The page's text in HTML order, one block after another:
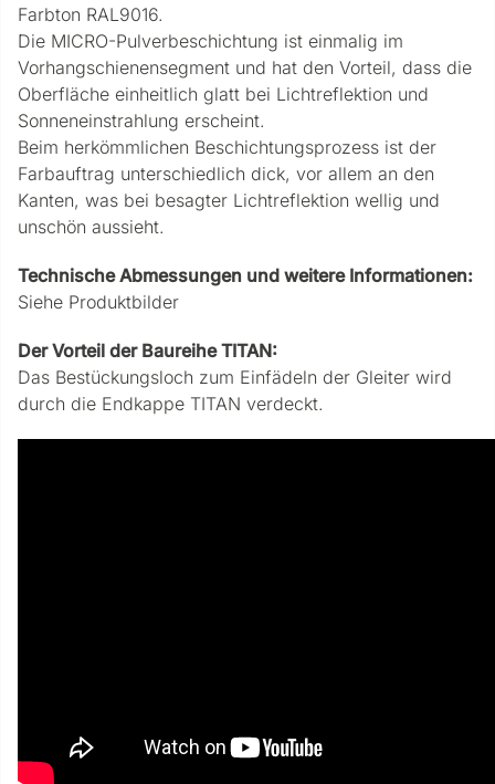
Farbton RAL9016.
Die MICRO-Pulverbeschichtung ist einmalig im
Vorhangschienensegment und hat den Vorteil, dass die
Oberfläche einheitlich glatt bei Lichtreflektion und
Sonneneinstrahlung erscheint.
Beim herkömmlichen Beschichtungsprozess ist der
Farbauftrag unterschiedlich dick, vor allem an den
Kanten, was bei besagter Lichtreflektion wellig und
unschön aussieht.
Technische Abmessungen und weitere Informationen:
Siehe Produktbilder
Der Vorteil der Baureihe TITAN:
Das Bestückungsloch zum Einfädeln der Gleiter wird
durch die Endkappe TITAN verdeckt.